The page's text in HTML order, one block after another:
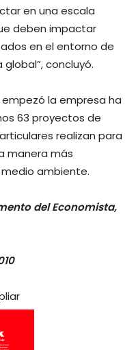
en una escala
deben impactar
en el entorno de
concluyó.
la empresa ha
63 proyectos de
realizan para
manera más
ambiente.
del Economista,